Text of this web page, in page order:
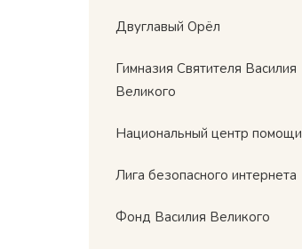
Двуглавый Орёл
Гимназия Святителя Василия
Великого
Национальный центр помощи
Лига безопасного интернета
Фонд Василия Великого